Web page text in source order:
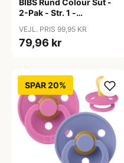
BIBS Rund Colour Sut -
2-Pak - Str. 1 -
Studio - Sand Mix
VEJL. PRIS 99,95 KR
79,96 kr
SPAR 20%